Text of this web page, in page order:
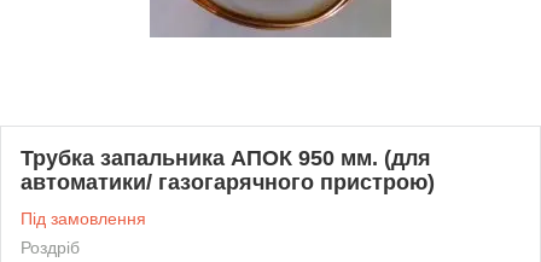
Трубка запальника АПОК 950 мм. (для
автоматики/ газогарячного пристрою)
Під замовлення
Роздріб